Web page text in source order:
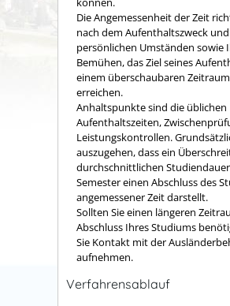
Die Angemessenheit der Zeit
nach dem Aufenthaltszweck
persönlichen Umständen sowie
Bemühen, das Ziel seines
einem überschaubaren
erreichen.
Anhaltspunkte sind die üblichen
Aufenthaltszeiten,
Leistungskontrollen.
auszugehen, dass ein
durchschnittlichen
Semester einen Abschluss des
angemessener Zeit darstellt.
Sollten Sie einen längeren
Abschluss Ihres Studiums
Sie Kontakt mit der
aufnehmen.
Verfahrensablauf